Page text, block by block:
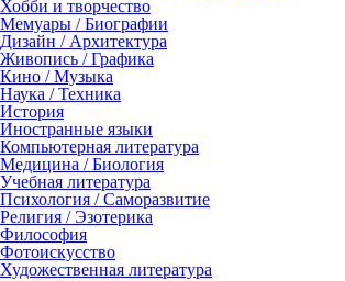
Хобби и творчество
Мемуары / Биографии
Дизайн / Архитектура
Живопись / Графика
Кино / Музыка
Наука / Техника
История
Иностранные языки
Компьютерная литература
Медицина / Биология
Учебная литература
Психология / Саморазвитие
Религия / Эзотерика
Философия
Фотоискусство
Художественная литература